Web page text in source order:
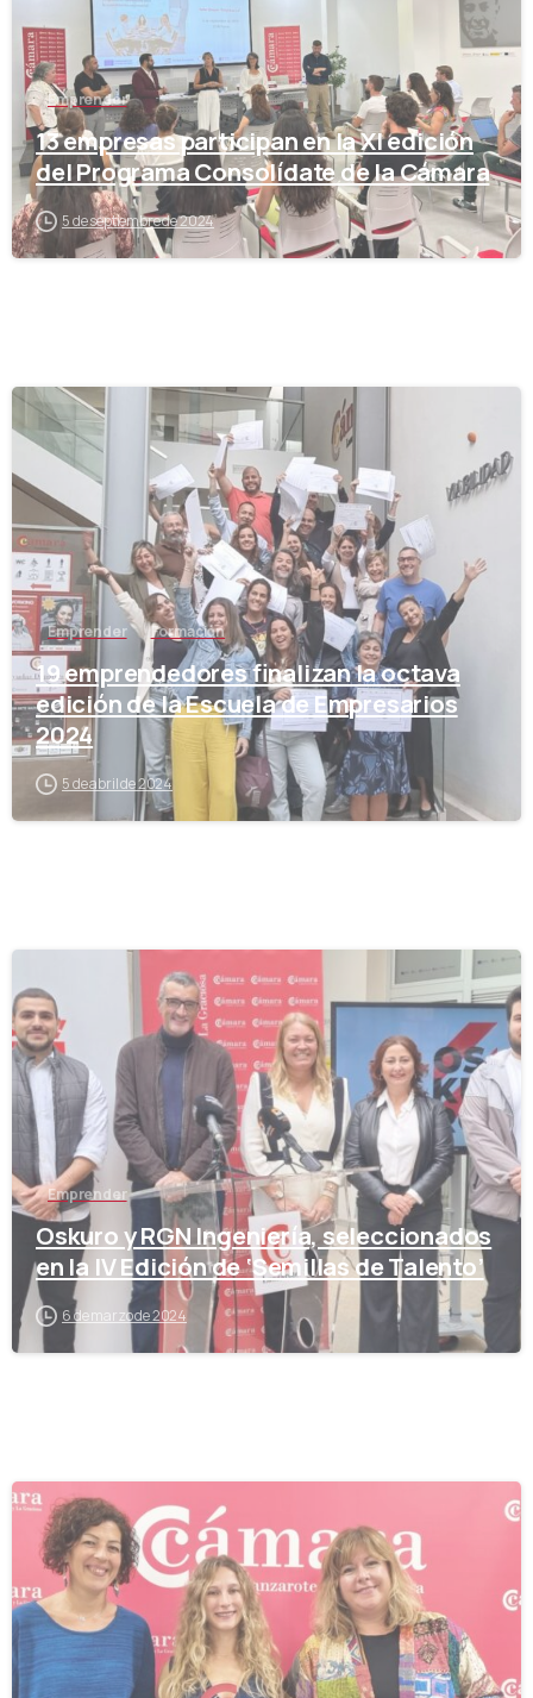
Emprender
13 empresas participan en la XI edición
del Programa Consolídate de la Cámara
5 de septiembre de 2024
Emprender Formación
19 emprendedores finalizan la octava
edición de la Escuela de Empresarios
2024
5 de abril de 2024
-
Emprender
Oskuro y RGN Ingeniería, seleccionados
en la IV Edición de ‘Semillas de Talento’
6 de marzo de 2024